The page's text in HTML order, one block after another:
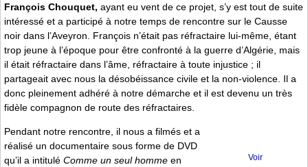
François Chouquet, ayant eu vent de ce projet, s’y est tout de suite
intéressé et a participé à notre temps de rencontre sur le Causse
noir dans l’Aveyron. François n’était pas réfractaire lui-même, étant
trop jeune à l’époque pour être confronté à la guerre d’Algérie, mais
il était réfractaire dans l’âme, réfractaire à toute injustice ; il
partageait avec nous la désobéissance civile et la non-violence. Il a
donc pleinement adhéré à notre démarche et il est devenu un très
fidèle compagnon de route des réfractaires.
Voir
Pendant notre rencontre, il nous a filmés et a
réalisé un documentaire sous forme de DVD
qu’il a intitulé Comme un seul homme en